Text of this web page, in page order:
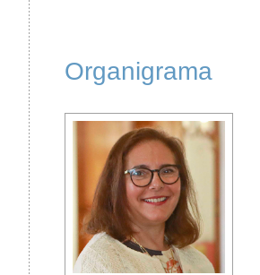
Organigrama